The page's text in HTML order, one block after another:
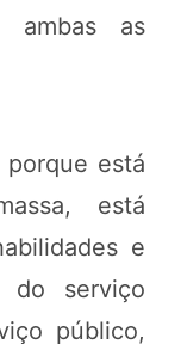
ambas as
porque está
está
e
do serviço
público,